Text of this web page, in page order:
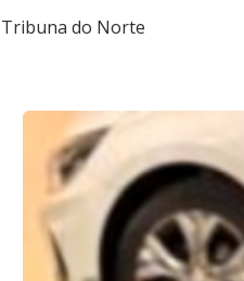
Tribuna do Norte